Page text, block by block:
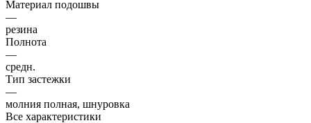
Материал подошвы
—
резина
Полнота
—
средн.
Тип застежки
—
молния полная, шнуровка
Все характеристики